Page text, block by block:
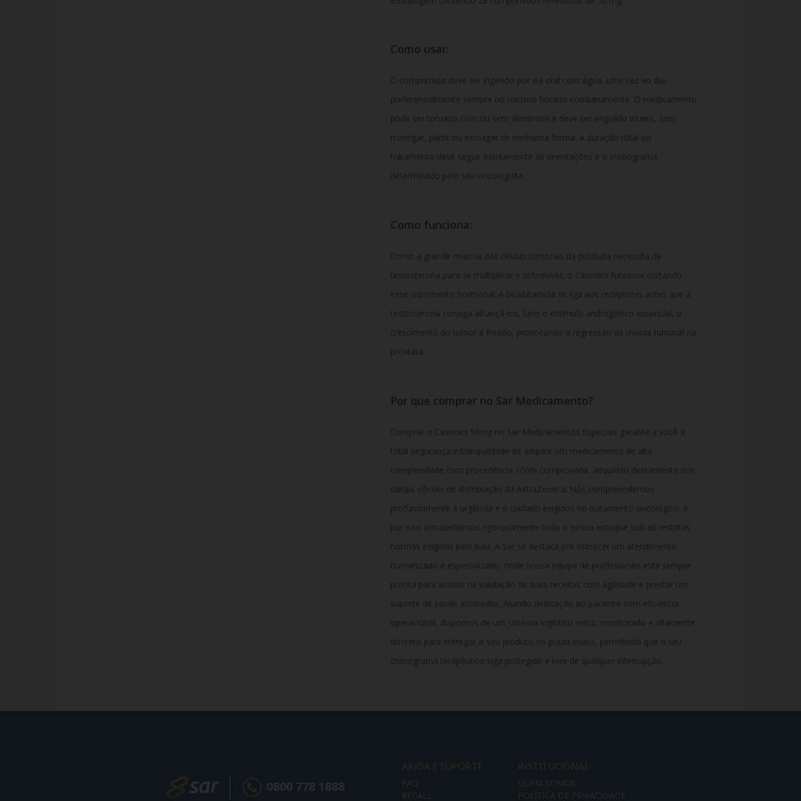
Como usar:
O comprimido deve ser ingerido por via oral com água, uma vez ao dia,
preferencialmente sempre no mesmo horário cotidianamente. O medicamento
pode ser tomado com ou sem alimentos e deve ser engolido inteiro, sem
mastigar, partir ou esmagar de nenhuma forma. A duração total do
tratamento deve seguir estritamente as orientações e o cronograma
determinado pelo seu oncologista.
Como funciona:
Como a grande maioria das células tumorais da próstata necessita de
testosterona para se multiplicar e sobreviver, o Casodex funciona cortando
esse suprimento hormonal. A bicalutamida se liga aos receptores antes que a
testosterona consiga alcançá-los. Sem o estímulo androgênico essencial, o
crescimento do tumor é freado, provocando a regressão da massa tumoral na
próstata.
Por que comprar no Sar Medicamento?
Comprar o Casodex 50mg no Sar Medicamentos Especiais garante a você a
total segurança e tranquilidade de adquirir um medicamento de alta
complexidade com procedência 100% comprovada, adquirido diretamente dos
canais oficiais de distribuição da AstraZeneca. Nós compreendemos
profundamente a urgência e o cuidado exigidos no tratamento oncológico, e
por isso armazenamos rigorosamente todo o nosso estoque sob as restritas
normas exigidas pela bula. A Sar se destaca por oferecer um atendimento
humanizado e especializado, onde nossa equipe de profissionais está sempre
pronta para auxiliar na validação de suas receitas com agilidade e prestar um
suporte de saúde acolhedor. Aliando dedicação ao paciente com eficiência
operacional, dispomos de um sistema logístico veloz, monitorado e altamente
discreto para entregar o seu produto no prazo exato, permitindo que o seu
cronograma terapêutico siga protegido e livre de qualquer interrupção.
0800 778 1888
AJUDA E SUPORTE
FAQ
RECALL
INSTITUCIONAL
QUEM SOMOS
POLÍTICA DE PRIVACIDADE